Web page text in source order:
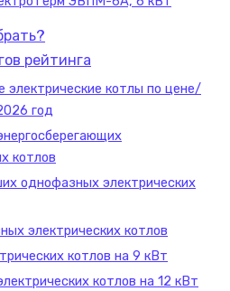
рейтинга
электрические котлы по цене/
год
котлов
однофазных электрических
электрических котлов
котлов на 9 кВт
котлов на 12 кВт